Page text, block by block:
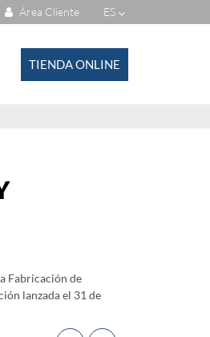
ES
Área Cliente
TIENDA ONLINE
Fabricación de
lanzada el 31 de